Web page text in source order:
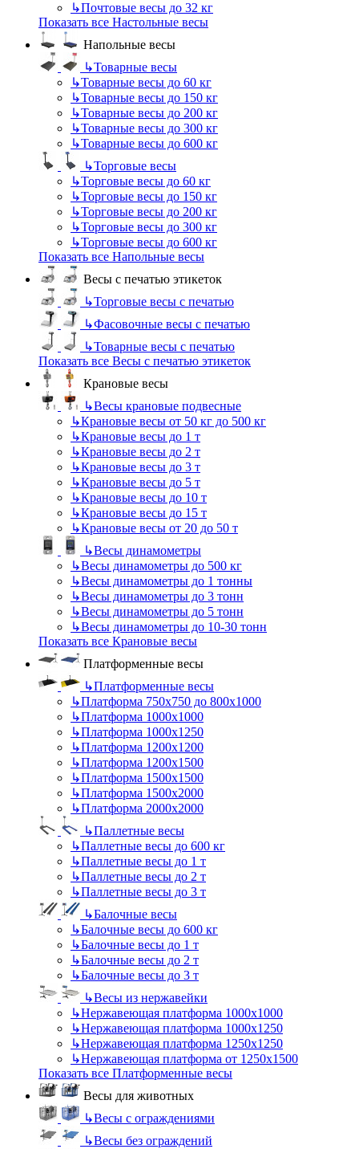
↳Почтовые весы до 32 кг
Показать все Настольные весы
Напольные весы
↳Товарные весы
↳Товарные весы до 60 кг
↳Товарные весы до 150 кг
↳Товарные весы до 200 кг
↳Товарные весы до 300 кг
↳Товарные весы до 600 кг
↳Торговые весы
↳Торговые весы до 60 кг
↳Торговые весы до 150 кг
↳Торговые весы до 200 кг
↳Торговые весы до 300 кг
↳Торговые весы до 600 кг
Показать все Напольные весы
Весы с печатью этикеток
↳Торговые весы с печатью
↳Фасовочные весы с печатью
↳Товарные весы с печатью
Показать все Весы с печатью этикеток
Крановые весы
↳Весы крановые подвесные
↳Крановые весы от 50 кг до 500 кг
↳Крановые весы до 1 т
↳Крановые весы до 2 т
↳Крановые весы до 3 т
↳Крановые весы до 5 т
↳Крановые весы до 10 т
↳Крановые весы до 15 т
↳Крановые весы от 20 до 50 т
↳Весы динамометры
↳Весы динамометры до 500 кг
↳Весы динамометры до 1 тонны
↳Весы динамометры до 3 тонн
↳Весы динамометры до 5 тонн
↳Весы динамометры до 10-30 тонн
Показать все Крановые весы
Платформенные весы
↳Платформенные весы
↳Платформа 750х750 до 800х1000
↳Платформа 1000х1000
↳Платформа 1000х1250
↳Платформа 1200х1200
↳Платформа 1200х1500
↳Платформа 1500х1500
↳Платформа 1500х2000
↳Платформа 2000х2000
↳Паллетные весы
↳Паллетные весы до 600 кг
↳Паллетные весы до 1 т
↳Паллетные весы до 2 т
↳Паллетные весы до 3 т
↳Балочные весы
↳Балочные весы до 600 кг
↳Балочные весы до 1 т
↳Балочные весы до 2 т
↳Балочные весы до 3 т
↳Весы из нержавейки
↳Нержавеющая платформа 1000х1000
↳Нержавеющая платформа 1000х1250
↳Нержавеющая платформа 1250х1250
↳Нержавеющая платформа от 1250х1500
Показать все Платформенные весы
Весы для животных
↳Весы с ограждениями
↳Весы без ограждений